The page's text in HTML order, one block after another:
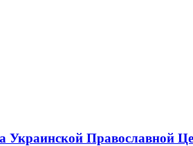
Украинской Православной